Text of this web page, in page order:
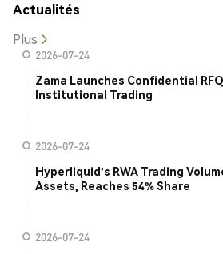
Actualités
Plus
2026-07-24
Zama Launches Confidential
Institutional Trading
2026-07-24
Hyperliquid's RWA Trading
Assets, Reaches 54% Share
2026-07-24